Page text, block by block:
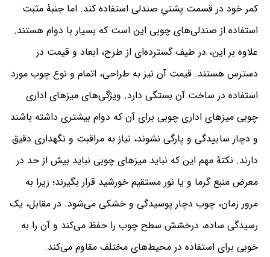
کمر خود در قسمت پشتیِ صندلی استفاده کند. اما جنبۀ مثبت
استفاده از صندلی‌های چوبی این است که بسیار با دوام هستند.
علاوه بر این، در طیف گسترده‌ای از طرح، ابعاد و قیمت در
دسترس هستند. قیمت آن نیز به طراحی، اتمام و نوع چوب مورد
استفاده در ساخت آن بستگی دارد. ویژگی‌های میزهای اداری
چوبی میزهای اداری چوبی برای آن که دوام بیشتری داشته باشند
و دچار ساییدگی و پارگی نشوند، نیاز به مراقبت و نگهداری دقیق
دارند. نکتۀ مهم این که نباید میزهای چوبی نباید بیش از حد در
معرض منبع گرما و یا نور مستقیم خورشید قرار بگیرند؛ زیرا به
مرور زمان، چوب دچار پوسیدگی و خشکی می‌شود. در مقابل، یک
رسیدگی ساده، درخشش سطح چوب را حفظ می‌کند و آن را به
خوبی برای استفاده در محیط‌های مختلف مقاوم می‌کند.